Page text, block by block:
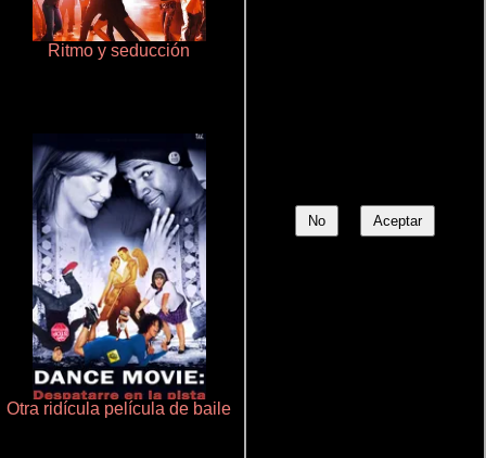
No Aceptar
Ritmo y seducción
Otra ridícula película de baile